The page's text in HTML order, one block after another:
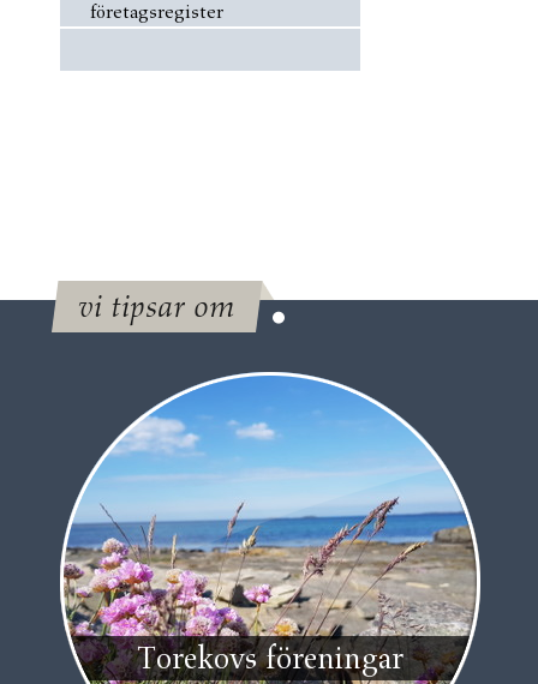
företagsregister
vi tipsar om
Torekovs föreningar